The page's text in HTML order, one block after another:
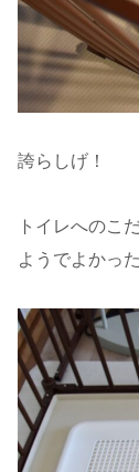
誇らしげ！
トイレへのこ
ようでよかった